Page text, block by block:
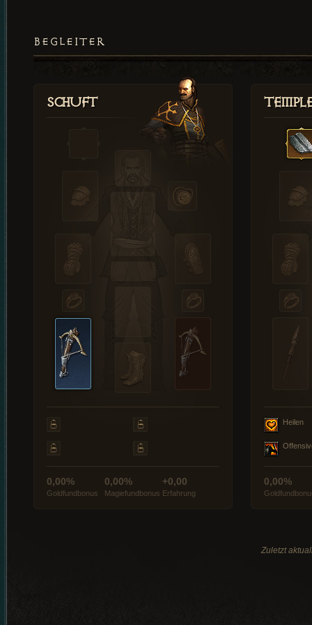
BEGLEITER
Schuft
0,00%
Goldfundbonus
0,00%
Magiefundbonus
+0,00
Erfahrung
Heilen
0,00%
Zuletzt